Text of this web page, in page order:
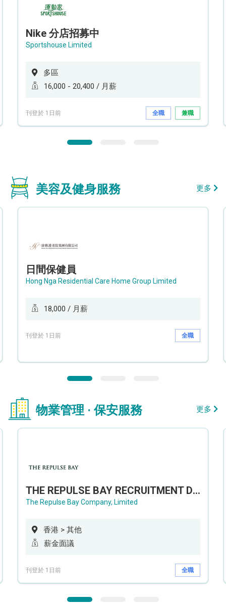
Nike 分店招募中
Sportshouse Limited
多區
16,000 - 20,400 / 月薪
刊登於 1日前 全職 兼職
美容及健身服務 更多
日間保健員
Hong Nga Residential Care Home Group Limited
18,000 / 月薪
刊登於 1日前 全職
物業管理 · 保安服務 更多
THE REPULSE BAY RECRUITMENT DAY 淺水灣影灣園人才招聘會
The Repulse Bay Company, Limited
香港 > 其他
薪金面議
刊登於 1日前 全職